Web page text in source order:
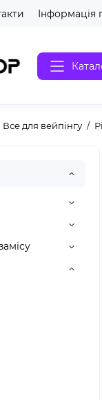
Інформація
Все для вейпінгу